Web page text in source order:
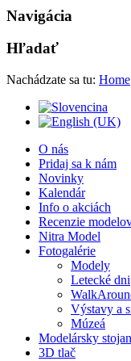
Navigácia
Hľadať
Nachádzate sa tu: Home
O nás
Pridaj sa k nám
Novinky
Kalendár
Info o akciách
Recenzie
Nitra Model
Fotogalérie
Modely
Letecké dni
Výstavy a
Múzeá
Modelársky
3D tlač